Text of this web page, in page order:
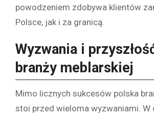
powodzeniem zdobywa klientów
Polsce, jak i za granicą.
Wyzwania i
branży meblarskiej
Mimo licznych sukcesów polska
stoi przed wieloma wyzwaniami. W